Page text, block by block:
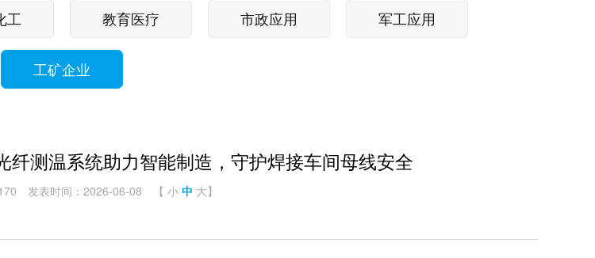
工 教育医疗 市政应用 军工应用
工矿企业
测温系统助力智能制造，守护焊接车间母线安全
发表时间：2026-06-08 【 小 中 大】